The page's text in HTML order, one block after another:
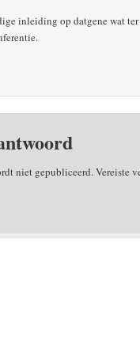
inleiding op datgene wat ter
niet gepubliceerd.Vereiste